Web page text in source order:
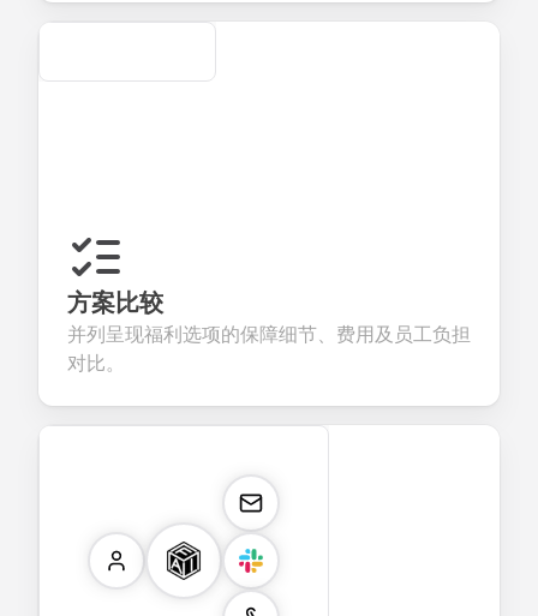
Secure
方案比较
并列呈现福利选项的保障细节、费用及员工负担
对比。